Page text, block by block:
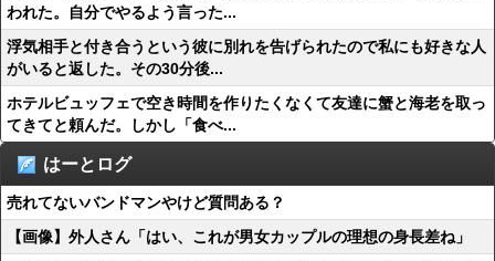
われた。自分でやるよう言った...
浮気相手と付き合うという彼に別れを告げられたので私にも好きな人
がいると返した。その30分後...
ホテルビュッフェで空き時間を作りたくなくて友達に蟹と海老を取っ
てきてと頼んだ。しかし「食べ...
はーとログ
売れてないバンドマンやけど質問ある？
【画像】外人さん「はい、これが男女カップルの理想の身長差ね」